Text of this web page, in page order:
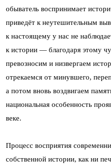
обыватель воспринимает
приведёт к неутешительным
к настоящему у нас не
к истории — благодаря этому
превозносим и низвергаем
отрекаемся от минувшего,
а потом вновь воздвигаем
национальная особенность
веке.
Процесс восприятия
собственной истории, как ни